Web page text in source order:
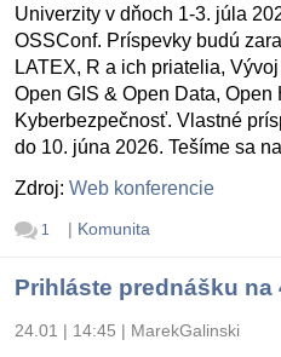
Univerzity v dňoch 1-3. júla
OSSConf. Príspevky budú
LATEX, R a ich priatelia,
Open GIS & Open Data, Open
Kyberbezpečnosť. Vlastné
do 10. júna 2026. Tešíme sa
Zdroj: Web konferencie
1 | Komunita
Prihláste prednášku na
24.01 | 14:45 | MarekGalinski